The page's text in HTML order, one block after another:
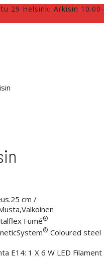
29 Helsinki Arkisin 10.00-
cm /
Fumé®
® Coloured steel
E14: 1 X 6 W LED Filament